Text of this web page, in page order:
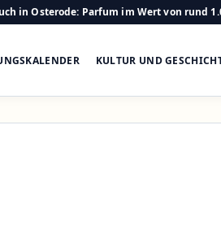
in Osterode: Parfum im Wert von rund
KULTUR UND